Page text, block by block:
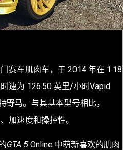
赛车肌肉车，于 2014 年在 1.18
速为 126.50 英里/小时Vapid
野马。与其基本型号相比，
加速度和操控性。
GTA 5 Online 中萌新喜欢的肌肉